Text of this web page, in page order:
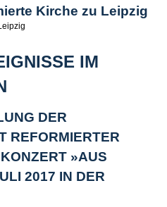
Kirche zu Leipzig
IM
DER
REFORMIERTER
»AUS
2017 IN DER